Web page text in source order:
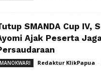
SMANDA Cup IV,
Ajak Peserta
MANOKWARI Redaktur KlikPapua -